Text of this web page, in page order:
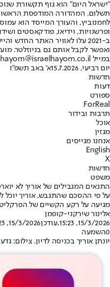
"ישראל היום" הוא גוף תקשורת
ופרשנויות, וידיאו, פודקאסטים
ב-2021 עלו לאוויר האתר
ואפשר לקבל אותם גם בניוזלטר.
במייל hayom@israelhayom.co.il.
יום רביעי, 15.7.2026
א' באב תשפ"ו
חדשות
דעות
ספורט
ForReal
תרבות ובידור
אוכל
מגזין
אנחנו מגייסים
English
X
חדשות
משפט
התנאים המגבילים של אוריך לא
על פי ההסכם שהתגבש, אוריך
מגיעה על רקע הקשיים של
אלינור שירקני-קופמן
15/3/2026, 15:23
,עודכן15/3/2026, 17:23
0השמעה
יונתן אוריך בכניסה לדיון. צילום: